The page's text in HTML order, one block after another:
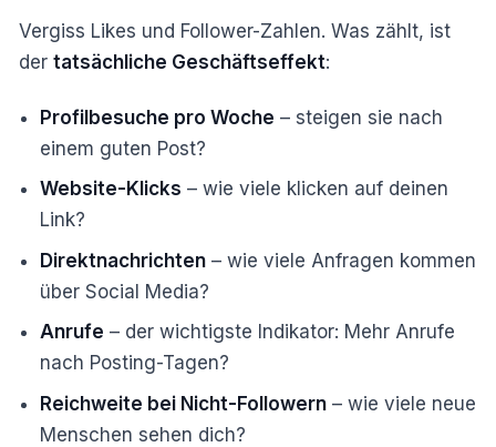
Vergiss Likes und Follower-Zahlen. Was zählt, ist
der tatsächliche Geschäftseffekt:
Profilbesuche pro Woche – steigen sie nach
einem guten Post?
Website-Klicks – wie viele klicken auf deinen
Link?
Direktnachrichten – wie viele Anfragen kommen
über Social Media?
Anrufe – der wichtigste Indikator: Mehr Anrufe
nach Posting-Tagen?
Reichweite bei Nicht-Followern – wie viele neue
Menschen sehen dich?